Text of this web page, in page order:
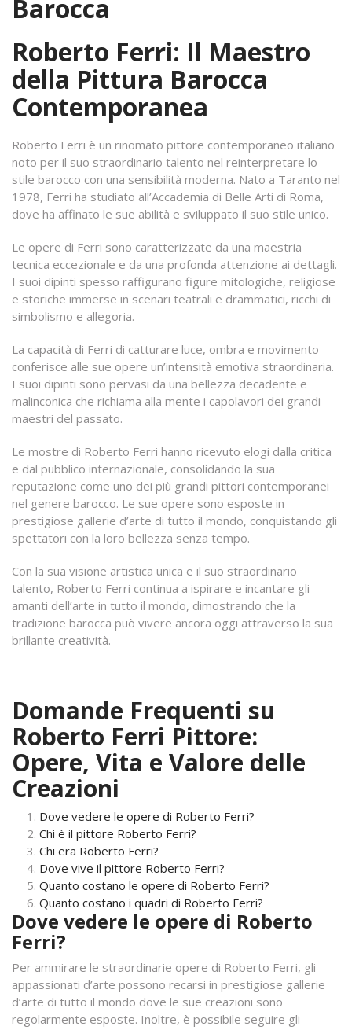
Barocca
Roberto Ferri: Il Maestro
della Pittura Barocca
Contemporanea
Roberto Ferri è un rinomato pittore contemporaneo italiano
noto per il suo straordinario talento nel reinterpretare lo
stile barocco con una sensibilità moderna. Nato a Taranto nel
1978, Ferri ha studiato all’Accademia di Belle Arti di Roma,
dove ha affinato le sue abilità e sviluppato il suo stile unico.
Le opere di Ferri sono caratterizzate da una maestria
tecnica eccezionale e da una profonda attenzione ai dettagli.
I suoi dipinti spesso raffigurano figure mitologiche, religiose
e storiche immerse in scenari teatrali e drammatici, ricchi di
simbolismo e allegoria.
La capacità di Ferri di catturare luce, ombra e movimento
conferisce alle sue opere un’intensità emotiva straordinaria.
I suoi dipinti sono pervasi da una bellezza decadente e
malinconica che richiama alla mente i capolavori dei grandi
maestri del passato.
Le mostre di Roberto Ferri hanno ricevuto elogi dalla critica
e dal pubblico internazionale, consolidando la sua
reputazione come uno dei più grandi pittori contemporanei
nel genere barocco. Le sue opere sono esposte in
prestigiose gallerie d’arte di tutto il mondo, conquistando gli
spettatori con la loro bellezza senza tempo.
Con la sua visione artistica unica e il suo straordinario
talento, Roberto Ferri continua a ispirare e incantare gli
amanti dell’arte in tutto il mondo, dimostrando che la
tradizione barocca può vivere ancora oggi attraverso la sua
brillante creatività.
Domande Frequenti su
Roberto Ferri Pittore:
Opere, Vita e Valore delle
Creazioni
Dove vedere le opere di Roberto Ferri?
Chi è il pittore Roberto Ferri?
Chi era Roberto Ferri?
Dove vive il pittore Roberto Ferri?
Quanto costano le opere di Roberto Ferri?
Quanto costano i quadri di Roberto Ferri?
Dove vedere le opere di Roberto
Ferri?
Per ammirare le straordinarie opere di Roberto Ferri, gli
appassionati d’arte possono recarsi in prestigiose gallerie
d’arte di tutto il mondo dove le sue creazioni sono
regolarmente esposte. Inoltre, è possibile seguire gli